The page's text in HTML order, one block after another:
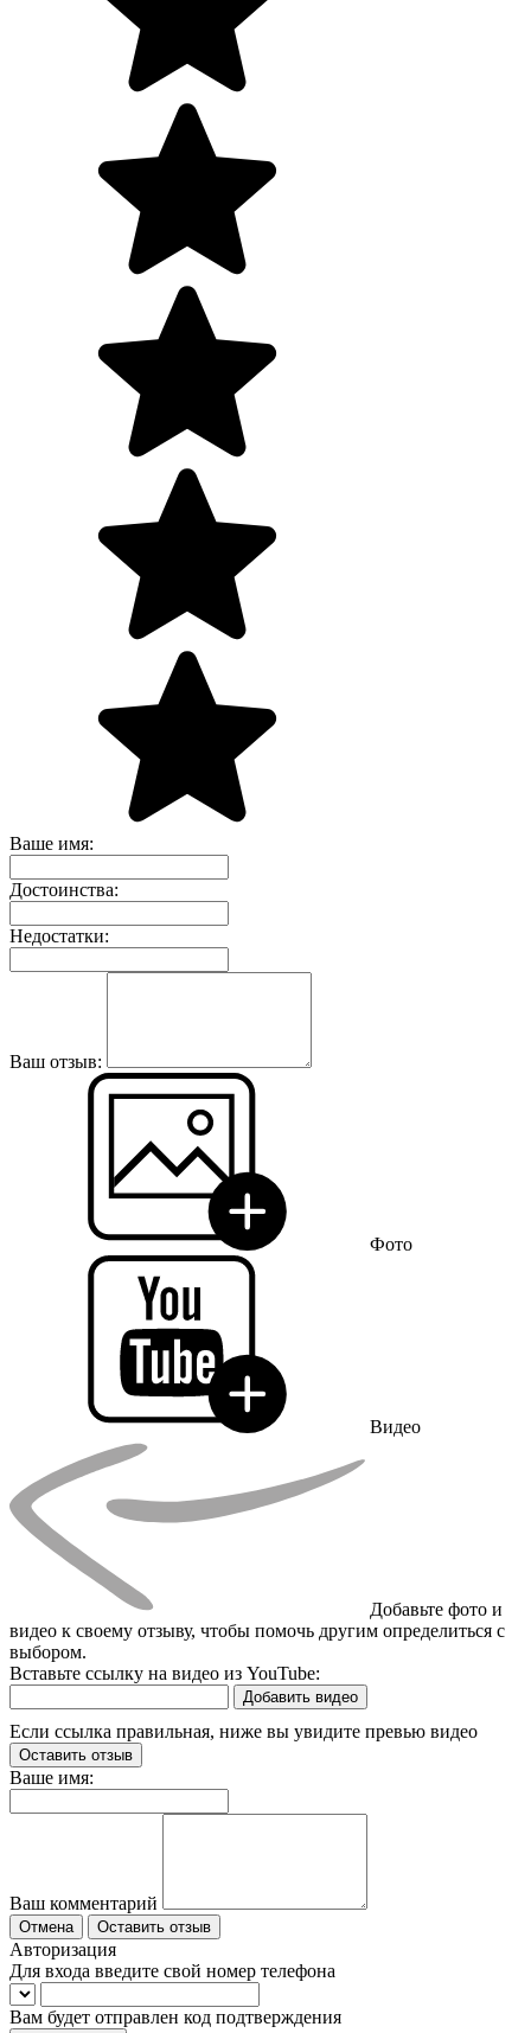
Ваше имя:
Достоинства:
Недостатки:
Ваш отзыв:
Фото
Видео
Добавьте фото и
видео к своему отзыву, чтобы помочь другим определиться с
выбором.
Вставьте ссылку на видео из YouTube:
Добавить видео
Если ссылка правильная, ниже вы увидите превью видео
Оставить отзыв
Ваше имя:
Ваш комментарий
Отмена Оставить отзыв
Авторизация
Для входа введите свой номер телефона
Вам будет отправлен код подтверждения